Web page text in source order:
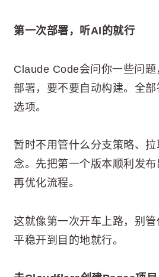
第一次部署，听AI的就行
Claude Code会问你一些问
部署，要不要自动构建。全
选项。
暂时不用管什么分支策略、
念。先把第一个版本顺利发
再优化流程。
这就像第一次开车上路，别
平稳开到目的地就行。